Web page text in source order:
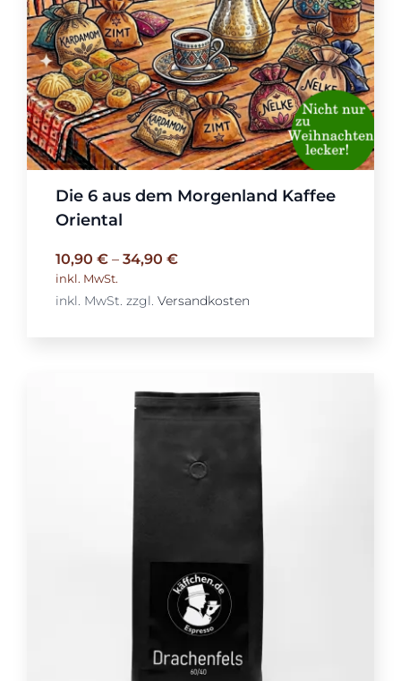
Die 6 aus dem Morgenland Kaffee
Oriental
10,90 €– 34,90 €
inkl. MwSt.
inkl. MwSt. zzgl. Versandkosten